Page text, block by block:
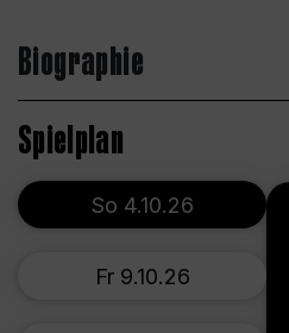
Biographie
Spielplan
So 4.10.26
Fr 9.10.26